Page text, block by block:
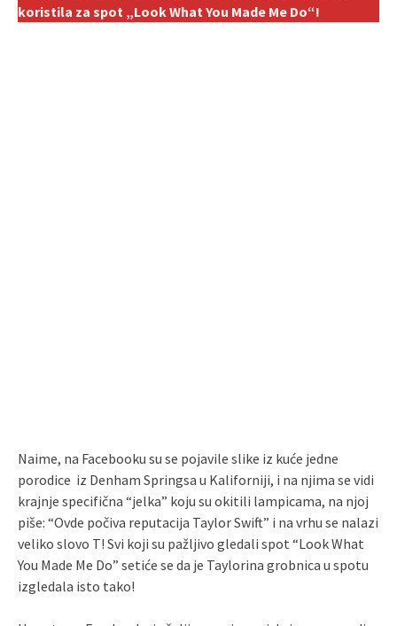
koristila za spot „Look What You Made Me Do“!
Naime, na Facebooku su se pojavile slike iz kuće jedne
porodice iz Denham Springsa u Kaliforniji, i na njima se vidi
krajnje specifična “jelka” koju su okitili lampicama, na njoj
piše: “Ovde počiva reputacija Taylor Swift” i na vrhu se nalazi
veliko slovo T! Svi koji su pažljivo gledali spot “Look What
You Made Me Do” setiće se da je Taylorina grobnica u spotu
izgledala isto tako!